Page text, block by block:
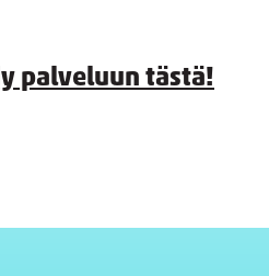
palveluun tästä!